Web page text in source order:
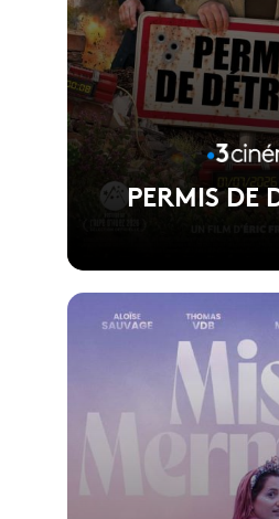
PERMIS DE
Réalisé par
Voir la fiche